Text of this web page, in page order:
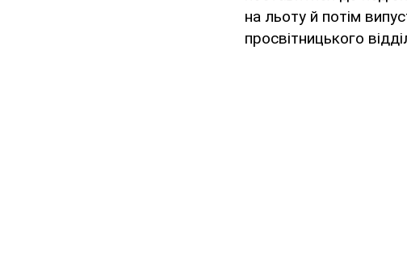
на льоту й потім
просвітницького